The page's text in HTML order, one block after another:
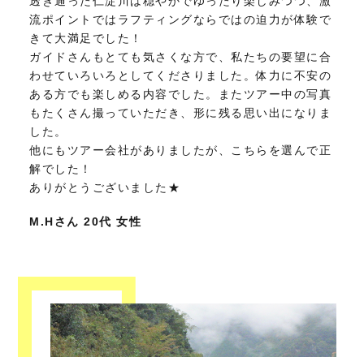
流ポイントではラフティングならではの迫力が体験で
きて大満足でした！
ガイドさんもとても気さくな方で、私たちの要望に合
わせていろいろとしてくださりました。体力に不安の
ある方でも楽しめる内容でした。またツアー中の写真
もたくさん撮っていただき、形に残る思い出になりま
した。
他にもツアー会社がありましたが、こちらを選んで正
解でした！
ありがとうございました★
M.Hさん 20代 女性